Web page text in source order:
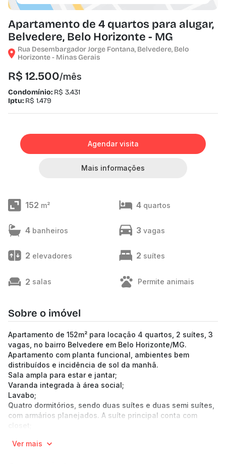
Apartamento de 4 quartos para alugar,
Belvedere, Belo Horizonte - MG
Rua Desembargador Jorge Fontana, Belvedere, Belo
Horizonte - Minas Gerais
R$ 12.500/mês
Condomínio: R$ 3.431
Iptu: R$ 1.479
Agendar visita
Mais informações
152 m² 4 quartos
4 banheiros 3 vagas
2 elevadores 2 suítes
2 salas Permite animais
Sobre o imóvel
Apartamento de 152m² para locação 4 quartos, 2 suítes, 3
vagas, no bairro Belvedere em Belo Horizonte/MG.
Apartamento com planta funcional, ambientes bem
distribuídos e incidência de sol da manhã.
Sala ampla para estar e jantar;
Varanda integrada à área social;
Lavabo;
Quatro dormitórios, sendo duas suítes e duas semi suítes,
com armários planejados. A suíte principal conta com
closet;
Cozinha com armários planejados;
Ver mais